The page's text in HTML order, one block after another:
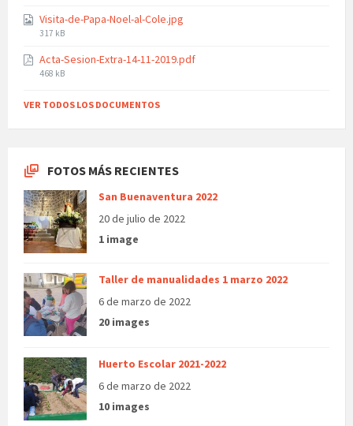
Visita-de-Papa-Noel-al-Cole.jpg
File
317 kB
Acta-Sesion-Extra-14-11-2019.pdf
File
468 kB
VER TODOS LOS DOCUMENTOS
FOTOS MÁS RECIENTES
San Buenaventura 2022
20 de julio de 2022
1 image
Taller de manualidades 1 marzo 2022
6 de marzo de 2022
20 images
Huerto Escolar 2021-2022
6 de marzo de 2022
10 images